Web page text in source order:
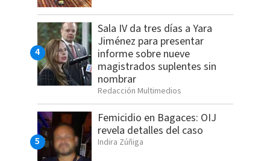
Sala IV da tres días a Yara
Jiménez para presentar
informe sobre nueve
magistrados suplentes sin
nombrar
Redacción Multimedios
Femicidio en Bagaces: OIJ
revela detalles del caso
Indira Zúñiga